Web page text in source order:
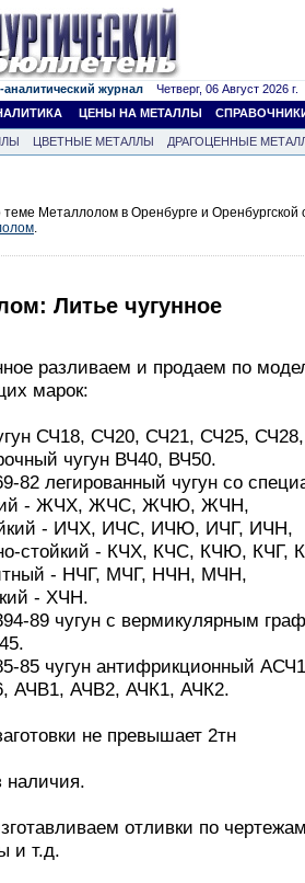
журнал Четверг, 06 Август 2026 г.
ЦЕНЫ НА МЕТАЛЛЫ
ЦВЕТНЫЕ МЕТАЛЛЫ
ДРАГОЦЕННЫЕ
Металлолом в Оренбурге и Оренбургской
.
Литье чугунное
разливаем и продаем по
марок:
СЧ18, СЧ20, СЧ21, СЧ25,
чугун ВЧ40, ВЧ50.
82 легированный чугун со
- ЖЧХ, ЖЧС, ЖЧЮ, ЖЧН,
- ИЧХ, ИЧС, ИЧЮ, ИЧГ, ИЧН,
стойкий - КЧХ, КЧС, КЧЮ, КЧГ,
- НЧГ, МЧГ, НЧН, МЧН,
- ХЧН.
89 чугун с вермикулярным
85 чугун антифрикционный
АЧВ1, АЧВ2, АЧК1, АЧК2.
не превышает 2тн
наличия.
отливки по
и т.д.